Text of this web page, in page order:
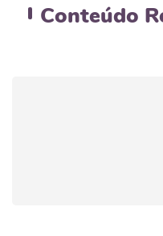
Conteúdo